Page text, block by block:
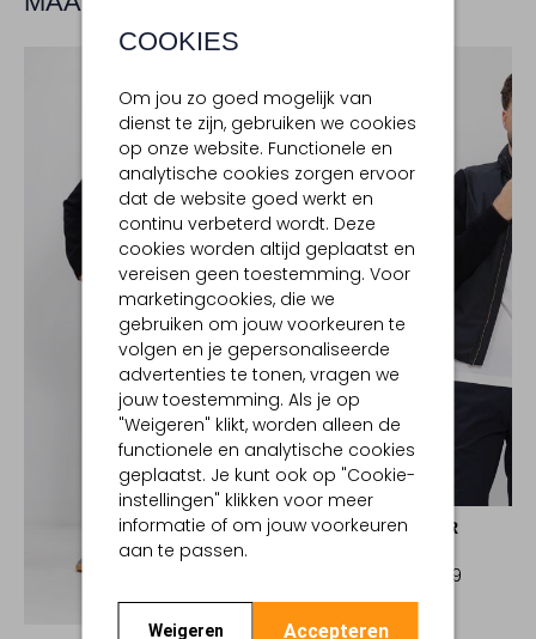
COOKIES
Om jou zo goed mogelijk van
dienst te zijn, gebruiken we cookies
op onze website. Functionele en
analytische cookies zorgen ervoor
dat de website goed werkt en
continu verbeterd wordt. Deze
cookies worden altijd geplaatst en
vereisen geen toestemming. Voor
marketingcookies, die we
gebruiken om jouw voorkeuren te
volgen en je gepersonaliseerde
advertenties te tonen, vragen we
jouw toestemming. Als je op
"Weigeren" klikt, worden alleen de
functionele en analytische cookies
geplaatst. Je kunt ook op "Cookie-
instellingen" klikken voor meer
informatie of om jouw voorkeuren
aan te passen.
Weigeren Accepteren
Ontdek de look
MOORER
€ 1349,99